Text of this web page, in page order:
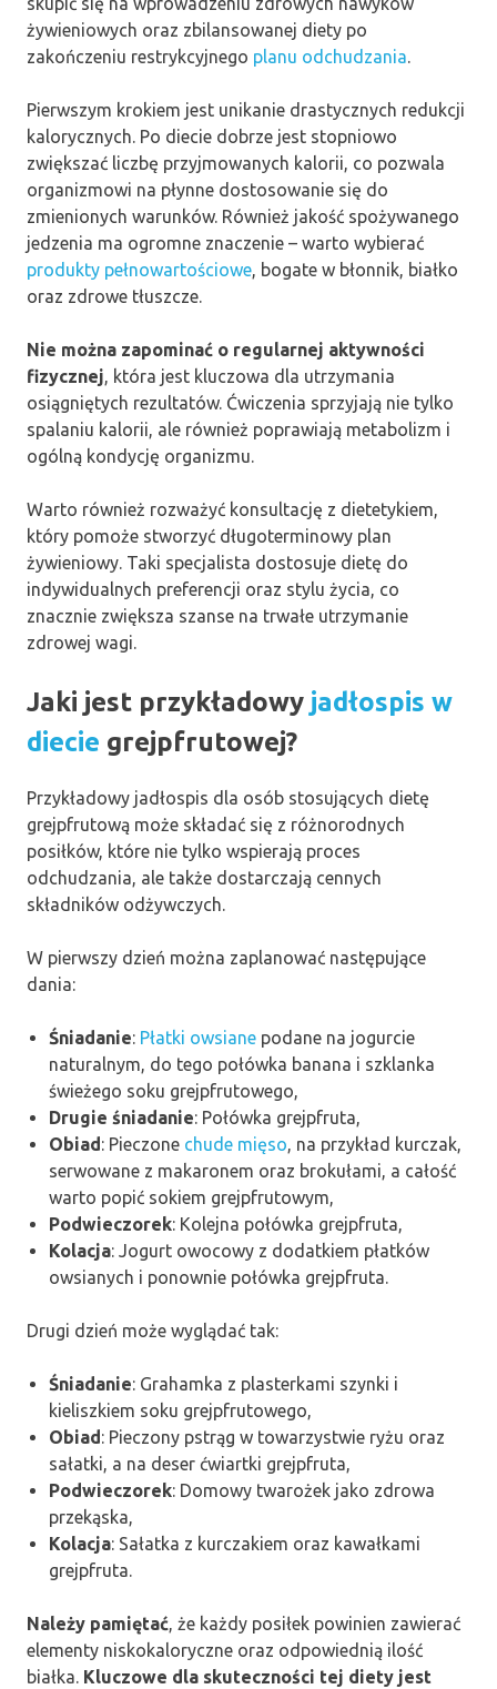
żywieniowych oraz zbilansowanej diety po
zakończeniu restrykcyjnego planu odchudzania.
Pierwszym krokiem jest unikanie drastycznych redukcji
kalorycznych. Po diecie dobrze jest stopniowo
zwiększać liczbę przyjmowanych kalorii, co pozwala
organizmowi na płynne dostosowanie się do
zmienionych warunków. Również jakość spożywanego
jedzenia ma ogromne znaczenie – warto wybierać
produkty pełnowartościowe, bogate w błonnik, białko
oraz zdrowe tłuszcze.
Nie można zapominać o regularnej aktywności
fizycznej, która jest kluczowa dla utrzymania
osiągniętych rezultatów. Ćwiczenia sprzyjają nie tylko
spalaniu kalorii, ale również poprawiają metabolizm i
ogólną kondycję organizmu.
Warto również rozważyć konsultację z dietetykiem,
który pomoże stworzyć długoterminowy plan
żywieniowy. Taki specjalista dostosuje dietę do
indywidualnych preferencji oraz stylu życia, co
znacznie zwiększa szanse na trwałe utrzymanie
zdrowej wagi.
Jaki jest przykładowy jadłospis w
diecie grejpfrutowej?
Przykładowy jadłospis dla osób stosujących dietę
grejpfrutową może składać się z różnorodnych
posiłków, które nie tylko wspierają proces
odchudzania, ale także dostarczają cennych
składników odżywczych.
W pierwszy dzień można zaplanować następujące
dania:
Śniadanie: Płatki owsiane podane na jogurcie
naturalnym, do tego połówka banana i szklanka
świeżego soku grejpfrutowego,
Drugie śniadanie: Połówka grejpfruta,
Obiad: Pieczone chude mięso, na przykład kurczak,
serwowane z makaronem oraz brokułami, a całość
warto popić sokiem grejpfrutowym,
Podwieczorek: Kolejna połówka grejpfruta,
Kolacja: Jogurt owocowy z dodatkiem płatków
owsianych i ponownie połówka grejpfruta.
Drugi dzień może wyglądać tak:
Śniadanie: Grahamka z plasterkami szynki i
kieliszkiem soku grejpfrutowego,
Obiad: Pieczony pstrąg w towarzystwie ryżu oraz
sałatki, a na deser ćwiartki grejpfruta,
Podwieczorek: Domowy twarożek jako zdrowa
przekąska,
Kolacja: Sałatka z kurczakiem oraz kawałkami
grejpfruta.
Należy pamiętać, że każdy posiłek powinien zawierać
elementy niskokaloryczne oraz odpowiednią ilość
białka. Kluczowe dla skuteczności tej diety jest